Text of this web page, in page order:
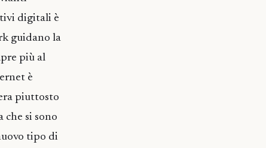
digitali è
guidano la
più al
è
piuttosto
che si sono
tipo di